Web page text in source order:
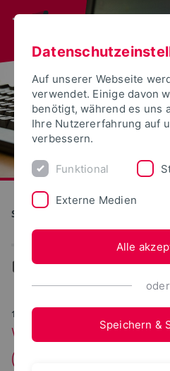
S(kim) - Service
... WebPortale
15.07.2025
Wartung der
(IDM)
Auf unserer Webseite
verwendet. Einige davon
benötigt, während es uns
Ihre Nutzererfahrung auf
verbessern.
Funktional
Externe Medien
Alle
oder
Speichern &